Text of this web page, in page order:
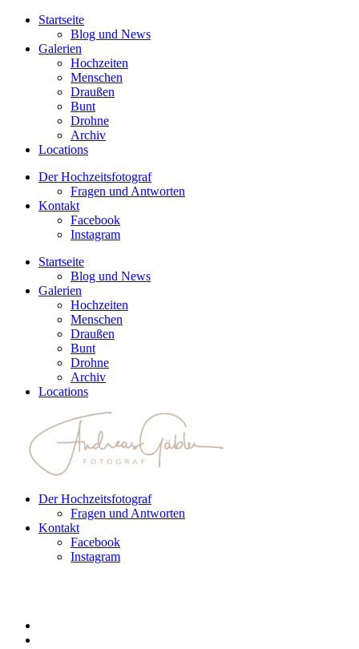
Startseite
Blog und News
Galerien
Hochzeiten
Menschen
Draußen
Bunt
Drohne
Archiv
Locations
Der Hochzeitsfotograf
Fragen und Antworten
Kontakt
Facebook
Instagram
Startseite
Blog und News
Galerien
Hochzeiten
Menschen
Draußen
Bunt
Drohne
Archiv
Locations
Der Hochzeitsfotograf
Fragen und Antworten
Kontakt
Facebook
Instagram